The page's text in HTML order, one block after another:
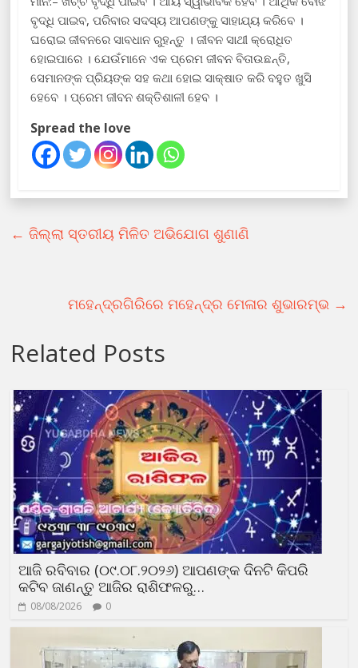
ବୃଦ୍ଧି ପାଇବ, ପରିବାର ସଦସ୍ୟ ଆପଣଙ୍କୁ ସାହାଯ୍ୟ କରିବେ ।
ଘରୋଇ ଜୀବନରେ ସାବଧାନ ରୁହନ୍ତୁ । ଜୀବନ ସାଥୀ କ୍ରୋଧିତ
ହୋଇପାରେ । ଯେଉଁମାନେ ଏକ ପ୍ରେମ ଜୀବନ ବିତାଉଛନ୍ତି,
ସେମାନଙ୍କ ପ୍ରିୟଙ୍କ ସହ କଥା ହୋଇ ସାକ୍ଷାତ କରି ବହୁତ ଖୁସି
ହେବେ । ପ୍ରେମ ଜୀବନ ଶକ୍ତିଶାଳୀ ହେବ ।
Spread the love
← ଜିଲ୍ଲା ସ୍ତରୀୟ ମିଳିତ ଅଭିଯୋଗ ଶୁଣାଣି
ମହେନ୍ଦ୍ରଗିରିରେ ମହେନ୍ଦ୍ର ମେଳାର ଶୁଭାରମ୍ଭ →
Related Posts
ଆଜି ରବିବାର (୦୯.୦୮.୨୦୨୬) ଆପଣଙ୍କ ଦିନଟି କିପରି
କଟିବ ଜାଣନ୍ତୁ ଆଜିର ରାଶିଫଳରୁ…
08/08/2026 0